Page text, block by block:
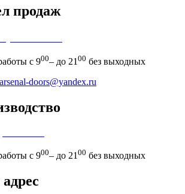
продаж
с 900– до 21 00 без выходных
arsenal-doors@yandex.ru
с 900– до 21 00 без выходных